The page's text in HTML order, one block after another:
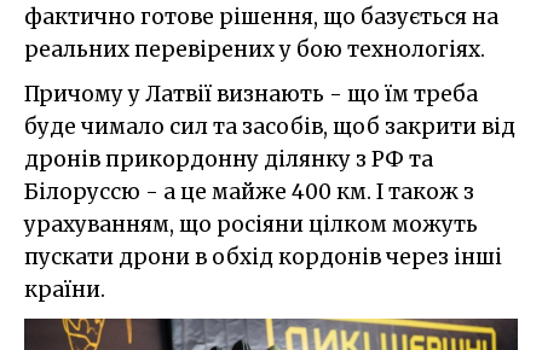
фактично готове рішення, що базується на
реальних перевірених у бою технологіях.
Причому у Латвії визнають - що їм треба
буде чимало сил та засобів, щоб закрити від
дронів прикордонну ділянку з РФ та
Білоруссю - а це майже 400 км. І також з
урахуванням, що росіяни цілком можуть
пускати дрони в обхід кордонів через інші
країни.